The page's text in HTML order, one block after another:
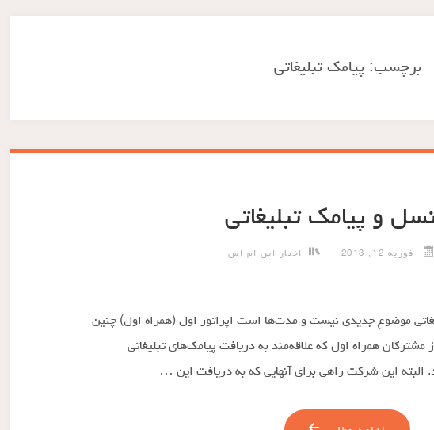
برچسب:پیامک تبلیغاتی
و پیامک تبلیغاتی
فوریه 12, 2013 اخبار اس ام اس
موضوع جدیدی نیست و مدت‌ها است اپراتور اول (همراه اول) چنین
مشترکان همراه اول که علاقه‌مند به دریافت پیامک‌های تبلیغاتی
البته این شرکت راهی برای آنهایی که به دریافت این …